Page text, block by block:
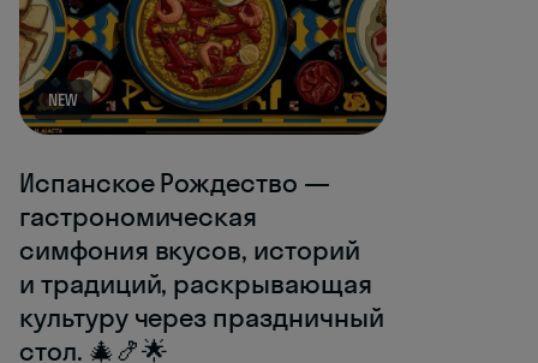
NEW
Испанское Рождество —
гастрономическая
симфония вкусов, историй
и традиций, раскрывающая
культуру через праздничный
стол. 🎄🍤🌟